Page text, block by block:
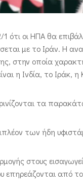
ότι οι ΗΠΑ θα
με το Ιράν. Η
στην οποία
η Ινδία, το Ιράκ, η
τα
των ήδη
στους
επηρεάζονται από